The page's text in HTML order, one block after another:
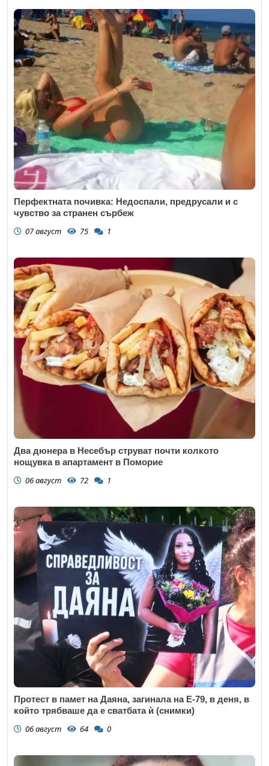
Перфектната почивка: Недоспали, предрусали и с
чувство за странен сърбеж
07 август 75 1
Два дюнера в Несебър струват почти колкото
нощувка в апартамент в Поморие
06 август 72 1
Протест в памет на Даяна, загинала на Е-79, в деня, в
който трябваше да е сватбата ѝ (снимки)
06 август 64 0